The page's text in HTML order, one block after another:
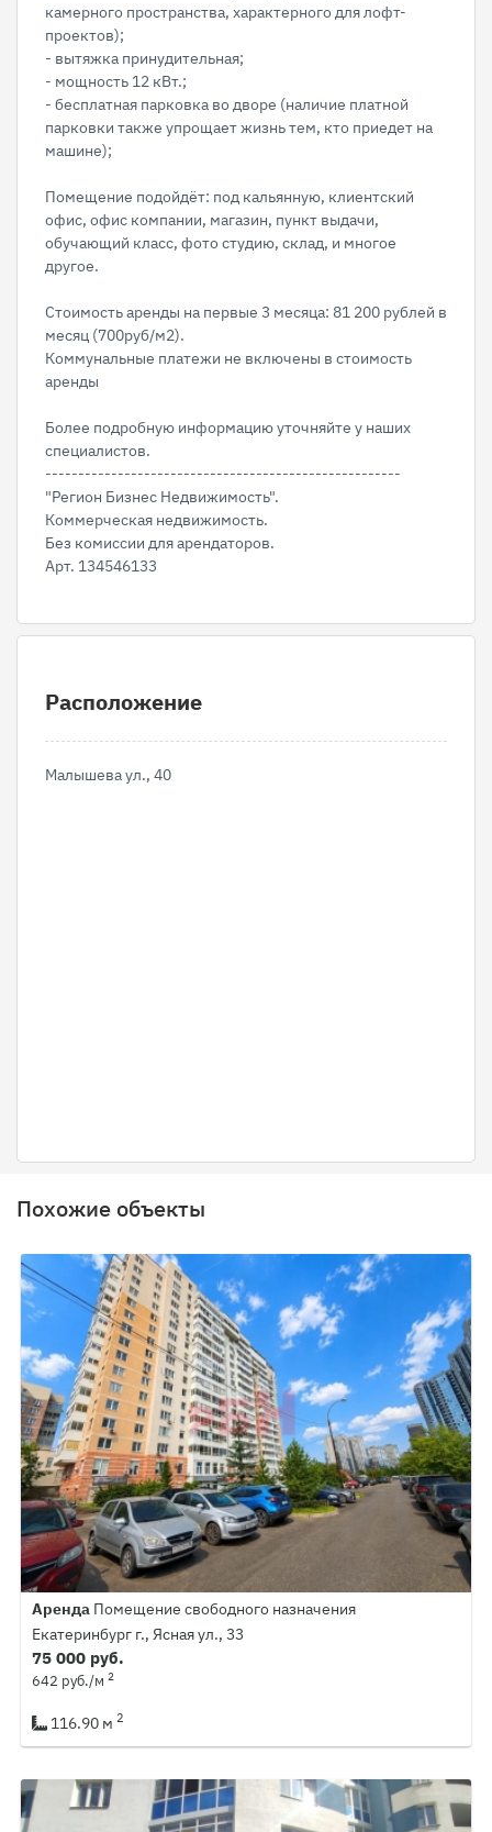
камерного пространства, характерного для лофт-
проектов);
- вытяжка принудительная;
- мощность 12 кВт.;
- бесплатная парковка во дворе (наличие платной
парковки также упрощает жизнь тем, кто приедет на
машине);
Помещение подойдёт: под кальянную, клиентский
офис, офис компании, магазин, пункт выдачи,
обучающий класс, фото студию, склад, и многое
другое.
Стоимость аренды на первые 3 месяца: 81 200 рублей в
месяц (700руб/м2).
Коммунальные платежи не включены в стоимость
аренды
Более подробную информацию уточняйте у наших
специалистов.
------------------------------------------------------
"Регион Бизнес Недвижимость".
Коммерческая недвижимость.
Без комиссии для арендаторов.
Арт. 134546133
Расположение
Малышева ул., 40
Похожие объекты
Аренда Помещение свободного назначения
Екатеринбург г., Ясная ул., 33
75 000 руб.
642 руб./м 2
116.90 м 2